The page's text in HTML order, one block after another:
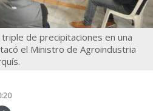
de precipitaciones en una
el Ministro de Agroindustria